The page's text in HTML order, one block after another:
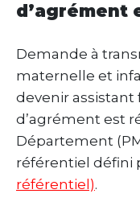
d’agrément
Demande à
maternelle et
devenir assistant
d’agrément est
Département
référentiel défini
référentiel).